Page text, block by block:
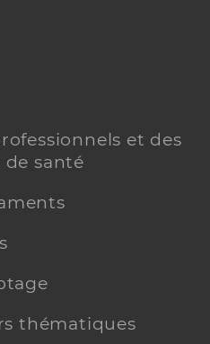
et des
de santé
thématiques